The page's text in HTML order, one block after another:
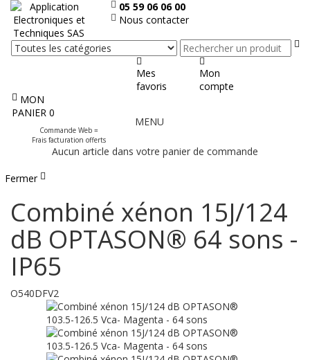
05 59 06 06 00
Nous contacter
Mes
favoris
Mon
compte
MON
PANIER 0
Commande Web =
Frais facturation offerts
le
MENU
Aucun article dans votre panier de commande
Fermer
Combiné xénon 15J/124
dB OPTASON® 64 sons -
IP65
O540DFV2